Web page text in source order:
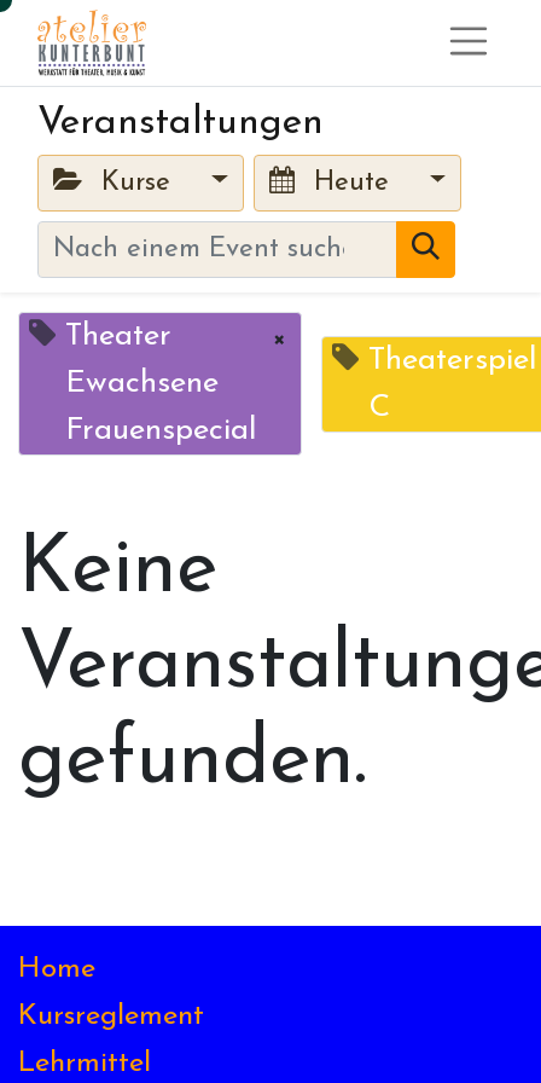
Veranstaltungen
Kurse Heute
Theater
Ewachsene
Frauenspecial
×
Theaterspiel
C
Keine
gefunden.
Home
Kursreglement
Lehrmittel